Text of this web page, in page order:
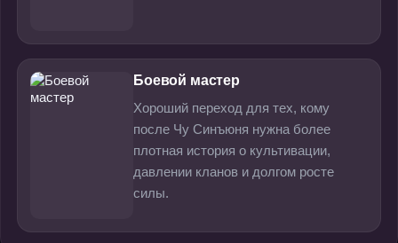
Боевой мастер
Хороший переход для тех, кому
после Чу Синъюня нужна более
плотная история о культивации,
давлении кланов и долгом росте
силы.